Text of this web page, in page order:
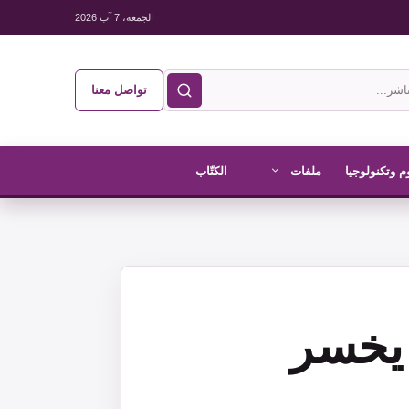
الجمعة، 7 آب 2026
تواصل معنا
وتكنولوجيا ملفات الكتّاب
يخسر